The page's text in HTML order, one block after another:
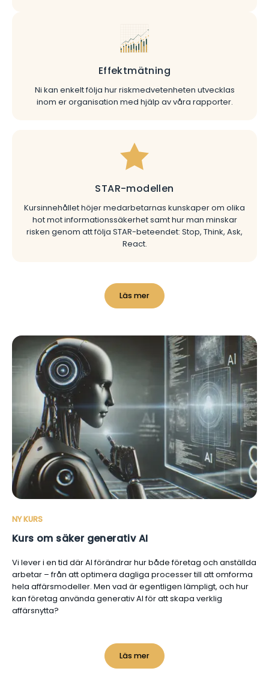
Effektmätning
Ni kan enkelt följa hur riskmedvetenheten utvecklas
inom er organisation med hjälp av våra rapporter.
STAR-modellen
Kursinnehållet höjer medarbetarnas kunskaper om olika
hot mot informationssäkerhet samt hur man minskar
risken genom att följa STAR-beteendet: Stop, Think, Ask,
React.
Läs mer
NY KURS
Kurs om säker generativ AI
Vi lever i en tid där AI förändrar hur både företag och anställda
arbetar – från att optimera dagliga processer till att omforma
hela affärsmodeller. Men vad är egentligen lämpligt, och hur
kan företag använda generativ AI för att skapa verklig
affärsnytta?
Läs mer